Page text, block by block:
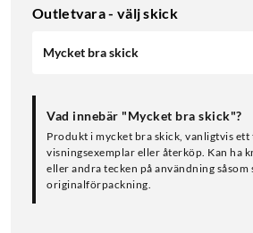
Outletvara - välj skick
Mycket bra skick
Vad innebär "Mycket bra skick"?
Produkt i mycket bra skick, vanligtvis ett
visningsexemplar eller återköp. Kan ha
eller andra tecken på användning såsom
originalförpackning.